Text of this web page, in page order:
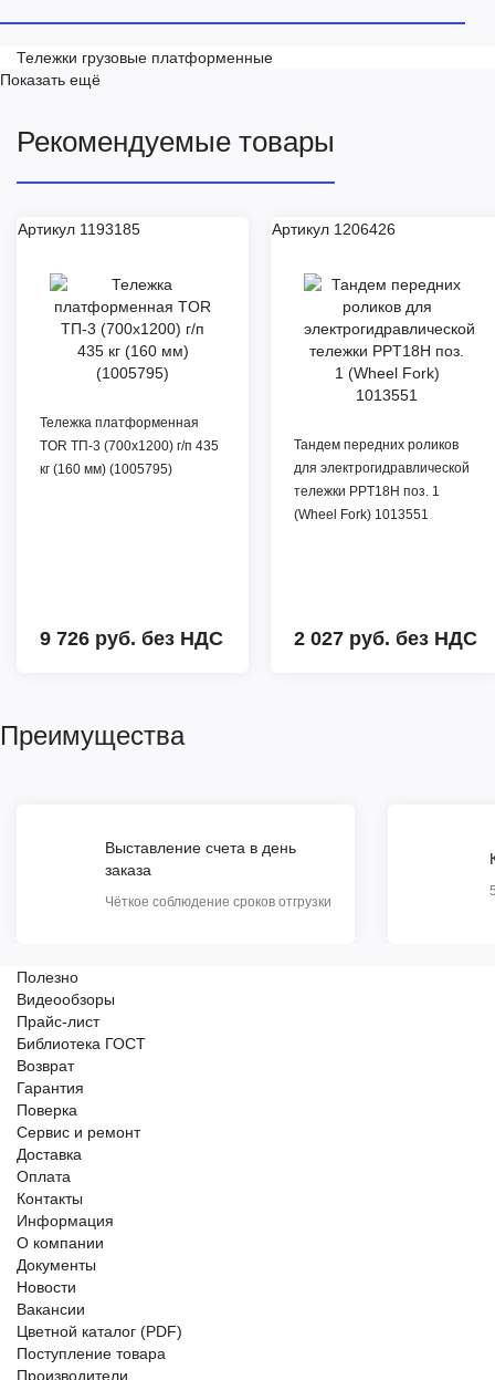
Тележки грузовые платформенные
Показать ещё
Рекомендуемые товары
Артикул 1193185
Тележка платформенная
TOR ТП-3 (700x1200) г/п 435
кг (160 мм) (1005795)
9 726 руб. без НДС
Артикул 1206426
Тандем передних роликов
для электрогидравлической
тележки PPT18H поз. 1
(Wheel Fork) 1013551
2 027 руб. без НДС
Преимущества
Выставление счета в день
заказа
Чёткое соблюдение сроков отгрузки
Полезно
Видеообзоры
Прайс-лист
Библиотека ГОСТ
Возврат
Гарантия
Поверка
Сервис и ремонт
Доставка
Оплата
Контакты
Информация
О компании
Документы
Новости
Вакансии
Цветной каталог (PDF)
Поступление товара
Производители